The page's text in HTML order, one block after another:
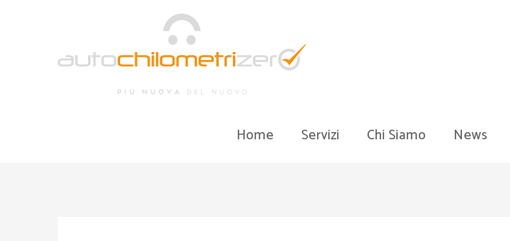
Home Servizi Chi Siamo News